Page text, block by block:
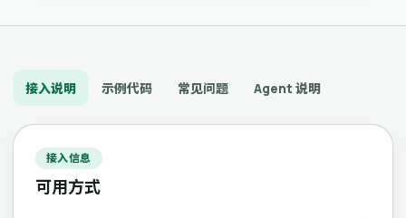
接入说明 示例代码 常见问题 Agent 说明
接入信息
可用方式